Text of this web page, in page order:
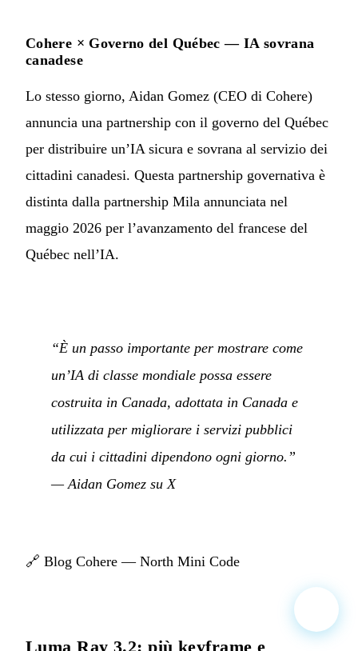
Cohere × Governo del Québec — IA sovrana
canadese
Lo stesso giorno, Aidan Gomez (CEO di Cohere)
annuncia una partnership con il governo del Québec
per distribuire un’IA sicura e sovrana al servizio dei
cittadini canadesi. Questa partnership governativa è
distinta dalla partnership Mila annunciata nel
maggio 2026 per l’avanzamento del francese del
Québec nell’IA.
“È un passo importante per mostrare come
un’IA di classe mondiale possa essere
costruita in Canada, adottata in Canada e
utilizzata per migliorare i servizi pubblici
da cui i cittadini dipendono ogni giorno.”
— Aidan Gomez su X
🔗 Blog Cohere — North Mini Code
Luma Ray 3.2: più keyframe e